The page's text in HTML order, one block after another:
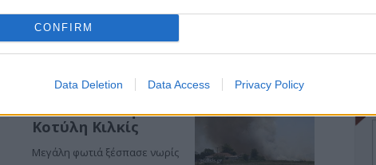
CONFIRM
Data Deletion Data Access Privacy Policy
της Πρωινής του Κιλκίς,
μοναδικής καθημερινής
Η φωτιά «έγλειψε»
τα σπίτια στην
Κοτύλη Κιλκίς
Μεγάλη φωτιά ξέσπασε νωρίς